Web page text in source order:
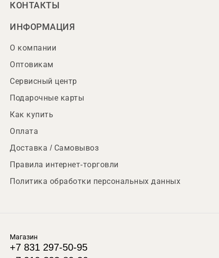
КОНТАКТЫ
ИНФОРМАЦИЯ
О компании
Оптовикам
Сервисный центр
Подарочные карты
Как купить
Оплата
Доставка / Самовывоз
Правила интернет-торговли
Политика обработки персональных данных
Магазин
+7 831 297-50-95